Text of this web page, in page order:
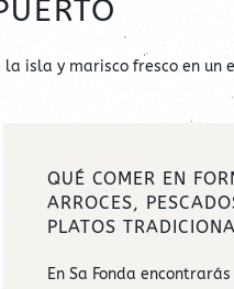
isla y marisco fresco en un
QUÉ COMER EN
ARROCES,
PLATOS
En Sa Fonda